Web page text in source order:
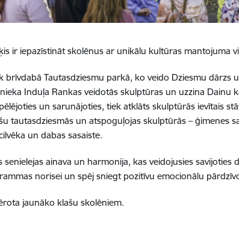
ir iepazīstināt skolēnus ar unikālu kultūras mantojuma
brīvdabā Tautasdziesmu parkā, ko veido Dziesmu dārzs
Induļa Rankas veidotās skulptūras un uzzina Dainu
un sarunājoties, tiek atklāts skulptūrās ievītais
tautasdziesmās un atspoguļojas skulptūrās – ģimenes
un dabas sasaiste.
senielejas ainava un harmonija, kas veidojusies
norisei un spēj sniegt pozitīvu emocionālu
jaunāko klašu skolēniem.